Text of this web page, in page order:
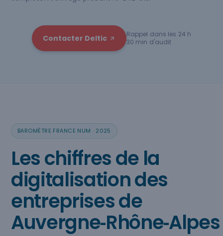
Contacter Deltic
Rappel dans les 24 h
30 min d'audit
BAROMÈTRE FRANCE NUM · 2025
Les chiffres de la
digitalisation des
entreprises de
Auvergne‑Rhône‑Alpes